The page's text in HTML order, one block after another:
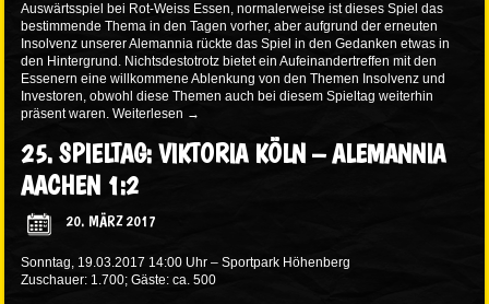
Auswärtsspiel bei Rot-Weiss Essen, normalerweise ist dieses Spiel das
bestimmende Thema in den Tagen vorher, aber aufgrund der erneuten
Insolvenz unserer Alemannia rückte das Spiel in den Gedanken etwas in
den Hintergrund. Nichtsdestotrotz bietet ein Aufeinandertreffen mit den
Essenern eine willkommene Ablenkung von den Themen Insolvenz und
Investoren, obwohl diese Themen auch bei diesem Spieltag weiterhin
präsent waren.Weiterlesen →
25. SPIELTAG: VIKTORIA KÖLN – ALEMANNIA
AACHEN 1:2
20. MÄRZ 2017
Sonntag, 19.03.2017 14:00 Uhr – Sportpark Höhenberg
Zuschauer: 1.700; Gäste: ca. 500